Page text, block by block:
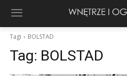
Tagi BOLSTAD
Tag: BOLSTAD